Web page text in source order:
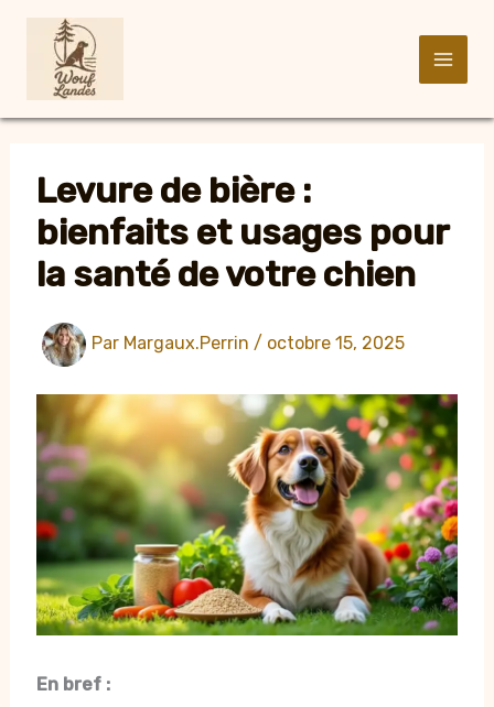
Aller
contenuLevure de bière :
bienfaits et usages pour
la santé de votre chien
Par Margaux.Perrin / octobre 15, 2025
En bref :